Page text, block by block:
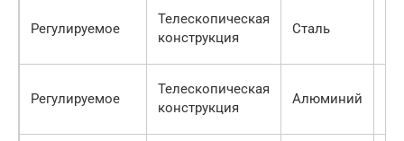
Регулируемое
Телескопическая
конструкция
Сталь
Регулируемое
Телескопическая
конструкция
Алюминий